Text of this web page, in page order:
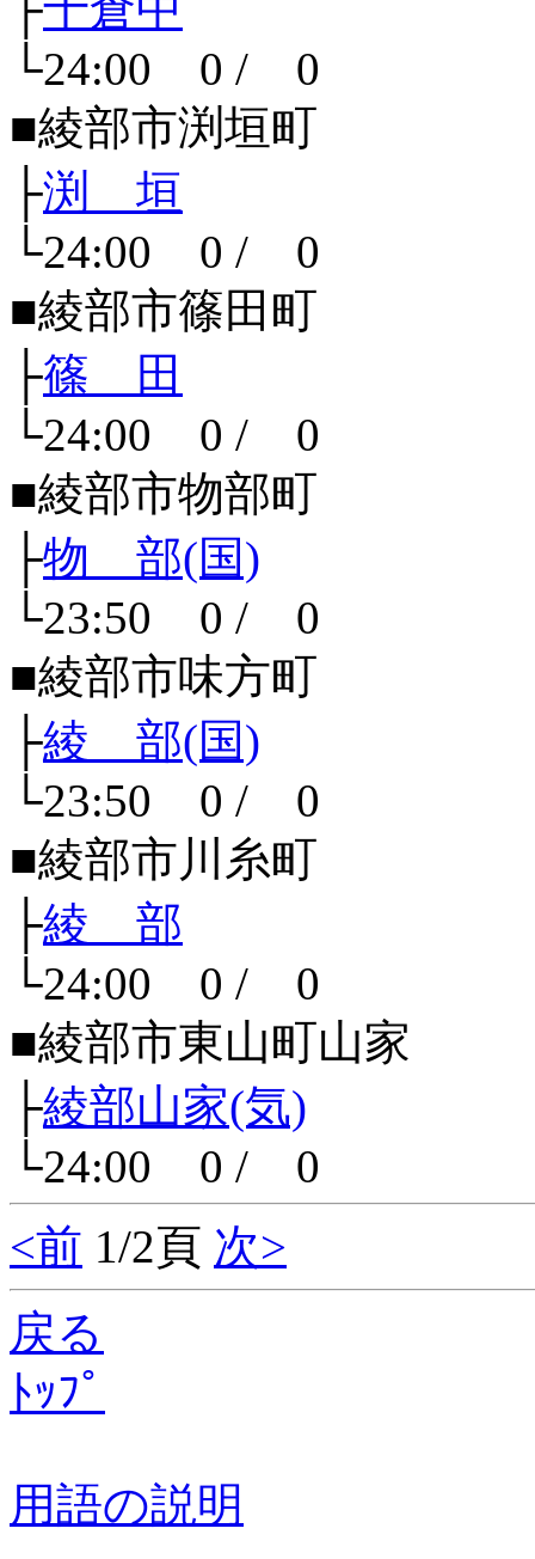
└24:00 0 / 0
■綾部市渕垣町
├渕 垣
└24:00 0 / 0
■綾部市篠田町
├篠 田
└24:00 0 / 0
■綾部市物部町
├物 部(国)
└23:50 0 / 0
■綾部市味方町
├綾 部(国)
└23:50 0 / 0
■綾部市川糸町
├綾 部
└24:00 0 / 0
■綾部市東山町山家
├綾部山家(気)
└24:00 0 / 0
<前 1/2頁 次>
戻る
ﾄｯﾌﾟ
用語の説明